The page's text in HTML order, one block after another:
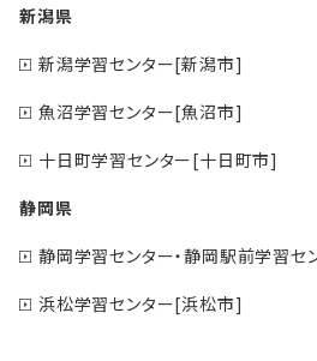
新潟県
新潟学習センター[新潟市]
魚沼学習センター[魚沼市]
十日町学習センター[十日町市]
静岡県
静岡学習センター・静岡駅前学習セ
浜松学習センター[浜松市]